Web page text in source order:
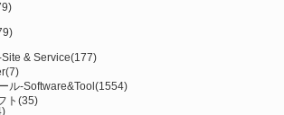
& Service(177)
(7)
ル-Software&Tool (1554)
ト (35)